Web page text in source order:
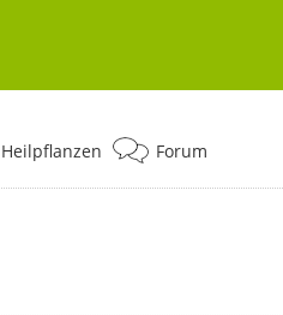
Heilpflanzen Forum